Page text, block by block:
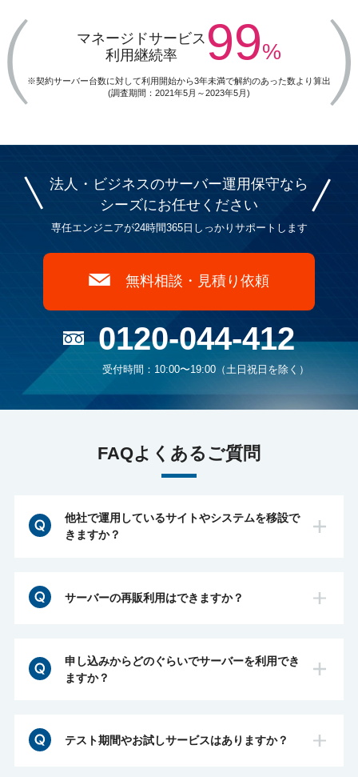
マネージドサービス
利用継続率
99%
※契約サーバー台数に対して利用開始から3年未満で解約のあった数より算出
(調査期間：2021年5月～2023年5月)
法人・ビジネスのサーバー運用保守なら
シーズにお任せください
専任エンジニアが24時間365日しっかりサポートします
0120-044-412
受付時間：10:00〜19:00（土日祝日を除く）
無料相談・見積り依頼
FAQよくあるご質問
他社で運用しているサイトやシステムを移設で
きますか？
弊社サーバーに移行します。
いただけます。
ルウェア検知)などは稼働しません。
サーバーの再販利用はできますか？
web制作会社様や企業様にご利用いただいてお
ります。
申し込みからどのぐらいでサーバーを利用でき
ますか？
お急ぎの場合はご相談ください。
テスト期間やお試しサービスはありますか？